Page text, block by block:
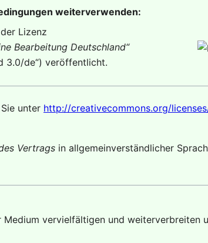
weiterverwenden:
Lizenz
Bearbeitung Deutschland“
3.0/de“) veröffentlicht.
unter http://creativecommons.org/
Vertrags in allgemeinverständlicher
vervielfältigen und weiterverbreiten